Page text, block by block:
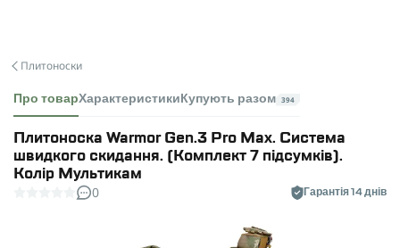
Плитоноски
Про товарХарактеристики Купують разом 394
Плитоноска Warmor Gen.3 Pro Max. Система
швидкого скидання. (Комплект 7 підсумків).
Колір Мультикам
0 Гарантія 14 днів